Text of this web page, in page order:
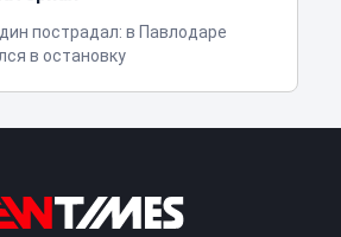
пострадал: в Павлодаре
в остановку